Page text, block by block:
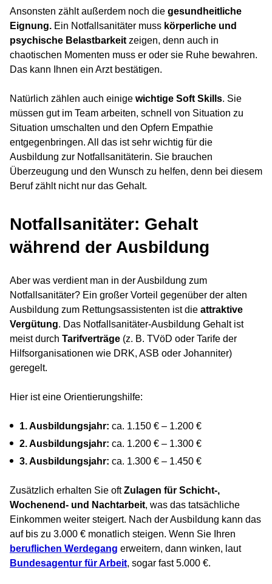
Ansonsten zählt außerdem noch die gesundheitliche
Eignung. Ein Notfallsanitäter muss körperliche und
psychische Belastbarkeit zeigen, denn auch in
chaotischen Momenten muss er oder sie Ruhe bewahren.
Das kann Ihnen ein Arzt bestätigen.
Natürlich zählen auch einige wichtige Soft Skills. Sie
müssen gut im Team arbeiten, schnell von Situation zu
Situation umschalten und den Opfern Empathie
entgegenbringen. All das ist sehr wichtig für die
Ausbildung zur Notfallsanitäterin. Sie brauchen
Überzeugung und den Wunsch zu helfen, denn bei diesem
Beruf zählt nicht nur das Gehalt.
Notfallsanitäter: Gehalt
während der Ausbildung
Aber was verdient man in der Ausbildung zum
Notfallsanitäter? Ein großer Vorteil gegenüber der alten
Ausbildung zum Rettungsassistenten ist die attraktive
Vergütung. Das Notfallsanitäter-Ausbildung Gehalt ist
meist durch Tarifverträge (z. B. TVöD oder Tarife der
Hilfsorganisationen wie DRK, ASB oder Johanniter)
geregelt.
Hier ist eine Orientierungshilfe:
1. Ausbildungsjahr: ca. 1.150 € – 1.200 €
2. Ausbildungsjahr: ca. 1.200 € – 1.300 €
3. Ausbildungsjahr: ca. 1.300 € – 1.450 €
Zusätzlich erhalten Sie oftZulagen für Schicht-,
Wochenend- und Nachtarbeit, was das tatsächliche
Einkommen weiter steigert. Nach der Ausbildung kann das
auf bis zu 3.000 € monatlich steigen. Wenn Sie Ihren
beruflichen Werdegang erweitern, dann winken, laut
Bundesagentur für Arbeit, sogar fast 5.000 €.